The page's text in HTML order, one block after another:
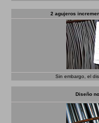
2 agujeros
Sin embargo, el
Diseño